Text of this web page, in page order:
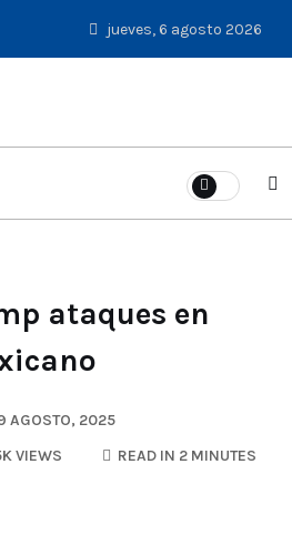
jueves, 6 agosto 2026
ataques en
AGOSTO, 2025
VIEWS READ IN 2 MINUTES